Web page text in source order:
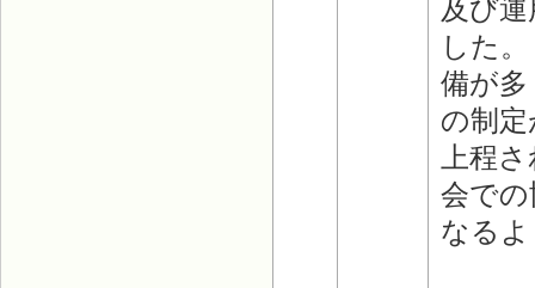
及び
した
備が
の制
上程
会で
なる